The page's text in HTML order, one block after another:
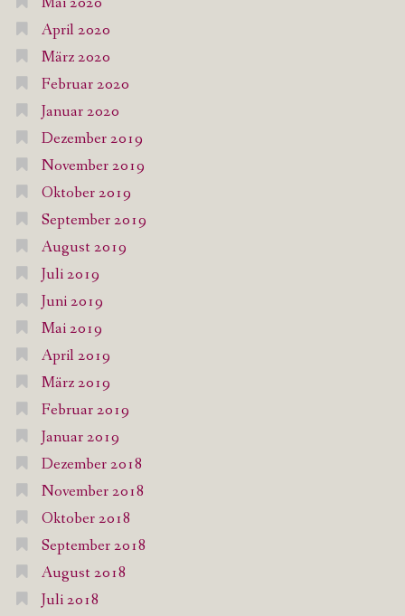
April 2020
März 2020
Februar 2020
Januar 2020
Dezember 2019
November 2019
Oktober 2019
September 2019
August 2019
Juli 2019
Juni 2019
Mai 2019
April 2019
März 2019
Februar 2019
Januar 2019
Dezember 2018
November 2018
Oktober 2018
September 2018
August 2018
Juli 2018